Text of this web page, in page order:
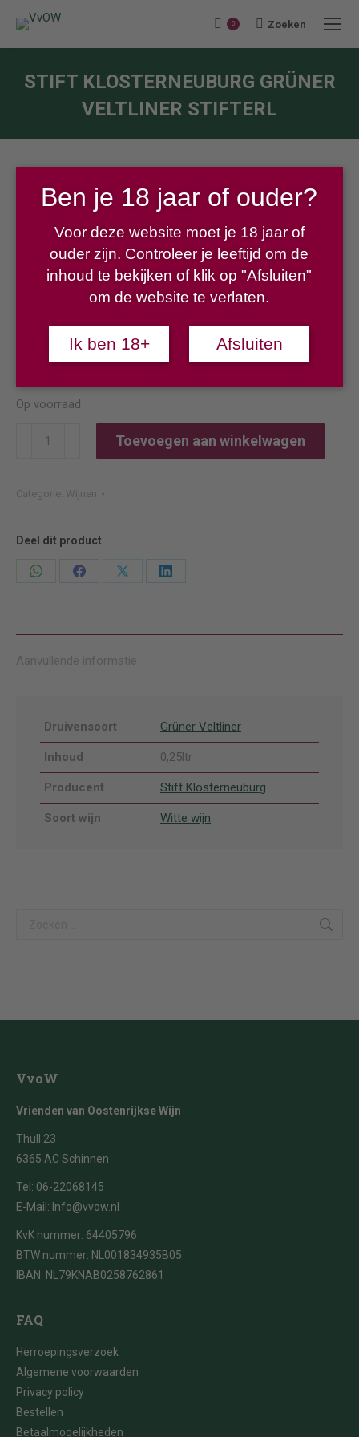
0 Search:
Zoeken
STIFT KLOSTERNEUBURG GRÜNER
VELTLINER STIFTERL
3,00
mond en extreem levendig. Serveer met Wiener Schnitzel of
Op voorraad
Veltliner
aantal
Toevoegen aan winkelwagen
Categorie: Wijnen
Deel dit product
Deel
Deel
Deel
Deel
Aanvullende informatie
Druivensoort Grüner Veltliner
Inhoud 0,25ltr
Producent Stift Klosterneuburg
Soort wijn Witte wijn
VvoW
Vrienden van Oostenrijkse Wijn
Thull 23
6365 AC Schinnen
Tel: 06-22068145
E-Mail: Info@vvow.nl
KvK nummer: 64405796
BTW nummer: NL001834935B05
IBAN: NL79KNAB0258762861
FAQ
Herroepingsverzoek
Algemene voorwaarden
Privacy policy
Bestellen
Betaalmogelijkheden
Ben je 18 jaar of ouder?
Voor deze website moet je 18 jaar of
ouder zijn. Controleer je leeftijd om de
inhoud te bekijken of klik op "Afsluiten"
om de website te verlaten.
Ik ben 18+ Afsluiten